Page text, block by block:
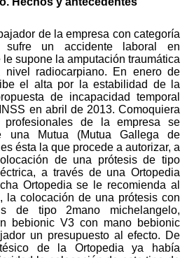
de la empresa con categoría
sufre un accidente laboral en
supone la amputación traumática
radiocarpiano. En enero de
el alta por la estabilidad de la
de incapacidad temporal
en abril de 2013. Comoquiera
profesionales de la empresa se
una Mutua (Mutua Gallega de
ésta la que procede a autorizar, a
de una prótesis de tipo
a través de una Ortopedia
Ortopedia se le recomienda al
la colocación de una prótesis con
de tipo 2mano michelangelo,
bebionic V3 con mano bebionic
un presupuesto al efecto. De
de la Ortopedia ya había